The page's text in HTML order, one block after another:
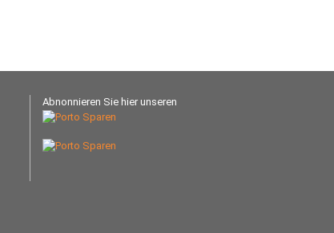
Abnonnieren Sie hier unseren